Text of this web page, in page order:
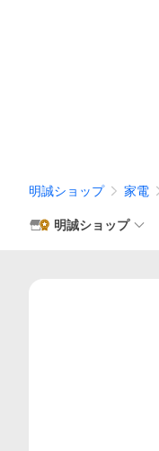
明誠ショップ 家電
明誠ショップ